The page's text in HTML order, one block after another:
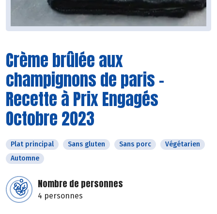
Crème brûlée aux
champignons de paris -
Recette à Prix Engagés
Octobre 2023
Plat principal Sans gluten Sans porc
Végétarien
Automne
Nombre de personnes
4 personnes